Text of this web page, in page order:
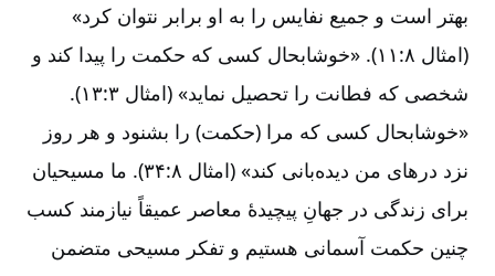
بهتر است و جمیع نفایس را به او برابر نتوان کرد»
(امثال ۸:‏۱۱). «خوشابحال کسی که حکمت را پیدا کند و
شخصی که فطانت را تحصیل نماید» (امثال ۳:‏۱۳).
«خوشابحال کسی که مرا (حکمت‌) را بشنود و هر روز
نزد درهای من دیده‌بانی کند» (امثال ۸:‏۳۴). ما مسیحیان
برای زندگی در جهانِ پیچیدۀ معاصر عمیقاً نیازمند کسب
چنین حکمت آسمانی هستیم و تفکر مسیحی متضمن